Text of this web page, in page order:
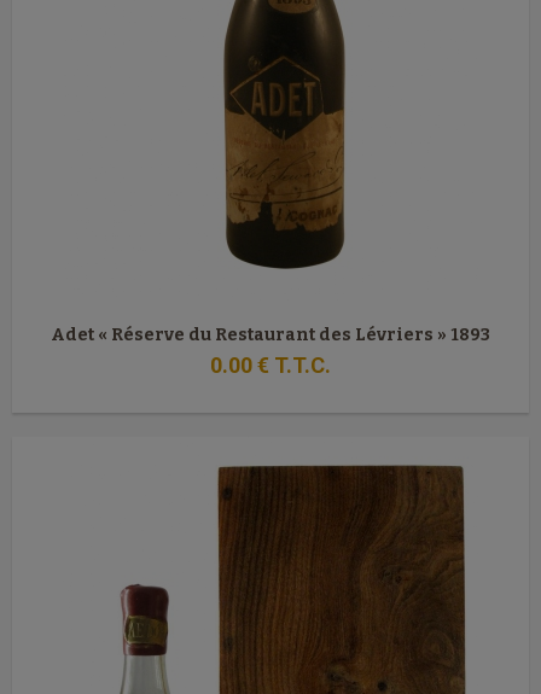
Adet « Réserve du Restaurant des Lévriers » 1893
0.00€ T.T.C.